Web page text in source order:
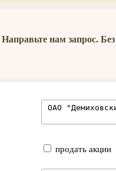
Направьте нам запрос.
продать акции